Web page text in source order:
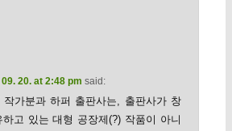
20. at 2:48 pm said:
가분과 하퍼 출판사는, 출판사가 창
고 있는 대형 공장제(?) 작품이 아니